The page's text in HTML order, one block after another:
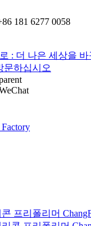
181 6277 0058
: 더 나은 세상을 바
문하십시오
프리폴리머